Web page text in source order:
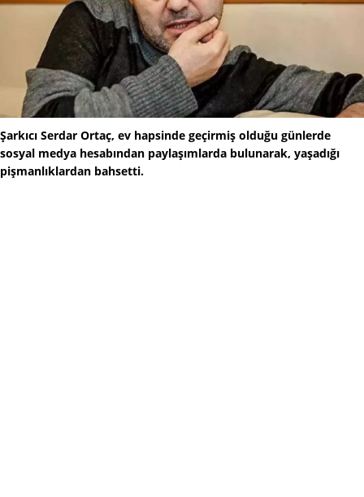
Şarkıcı Serdar Ortaç, ev hapsinde geçirmiş olduğu günlerde
sosyal medya hesabından paylaşımlarda bulunarak, yaşadığı
pişmanlıklardan bahsetti.